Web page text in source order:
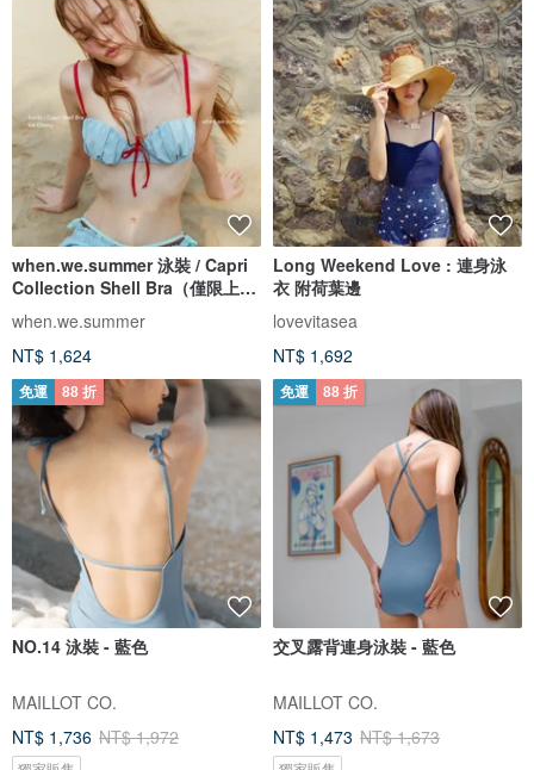
when.we.summer 泳裝 / Capri
Collection Shell Bra（僅限上
衣）
when.we.summer
NT$ 1,624
Long Weekend Love : 連身泳
衣 附荷葉邊
lovevitasea
NT$ 1,692
免運 88 折
NO.14 泳裝 - 藍色
MAILLOT CO.
NT$ 1,736 NT$ 1,972
免運 88 折
交叉露背連身泳裝 - 藍色
MAILLOT CO.
NT$ 1,473 NT$ 1,673